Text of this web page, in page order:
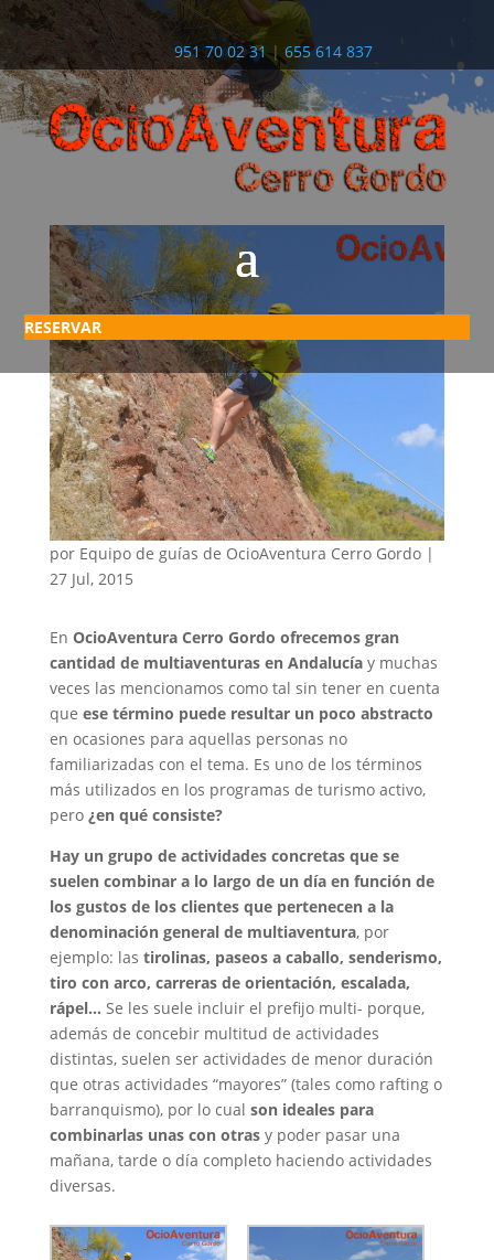
951 70 02 31| 655 614 837
RESERVAR
por Equipo de guías de OcioAventura Cerro Gordo|
27 Jul, 2015
En OcioAventura Cerro Gordo ofrecemos gran
cantidad de multiaventuras en Andalucíay muchas
veces las mencionamos como tal sin tener en cuenta
que ese término puede resultar un poco abstracto
en ocasiones para aquellas personas no
familiarizadas con el tema. Es uno de los términos
más utilizados en los programas de turismo activo,
pero ¿en qué consiste?
Hay un grupo de actividades concretas que se
suelen combinar a lo largo de un día en función de
los gustos de los clientes que pertenecen a la
denominación general de multiaventura, por
ejemplo: las tirolinas, paseos a caballo, senderismo,
tiro con arco, carreras de orientación, escalada,
rápel… Se les suele incluir el prefijo multi- porque,
además de concebir multitud de actividades
distintas, suelen ser actividades de menor duración
que otras actividades “mayores” (tales como rafting o
barranquismo), por lo cual son ideales para
combinarlas unas con otrasy poder pasar una
mañana, tarde o día completo haciendo actividades
diversas.